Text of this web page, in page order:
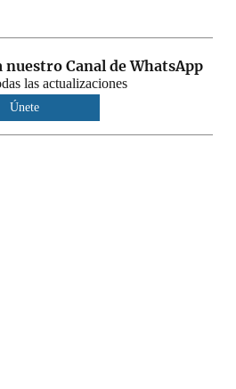
nuestro Canal de WhatsApp
las actualizaciones
Únete